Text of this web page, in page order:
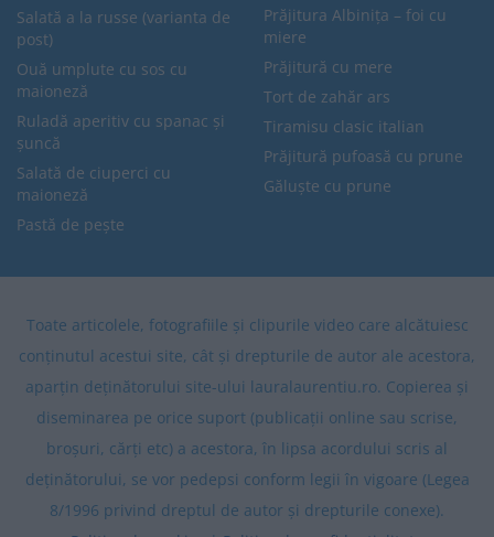
Salată a la russe (varianta de
post)
Ouă umplute cu sos cu
maioneză
Ruladă aperitiv cu spanac și
șuncă
Salată de ciuperci cu
maioneză
Pastă de pește
Prăjitura Albinița – foi cu
miere
Prăjitură cu mere
Tort de zahăr ars
Tiramisu clasic italian
Prăjitură pufoasă cu prune
Găluște cu prune
Toate articolele, fotografiile și clipurile video care alcătuiesc
conținutul acestui site, cât și drepturile de autor ale acestora,
aparțin deținătorului site-ului lauralaurentiu.ro. Copierea și
diseminarea pe orice suport (publicații online sau scrise,
broșuri, cărți etc) a acestora, în lipsa acordului scris al
deținătorului, se vor pedepsi conform legii în vigoare (Legea
8/1996 privind dreptul de autor și drepturile conexe).